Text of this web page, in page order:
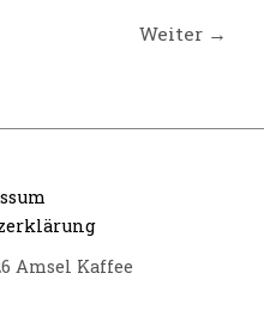
Weiter →
Amsel Kaffee